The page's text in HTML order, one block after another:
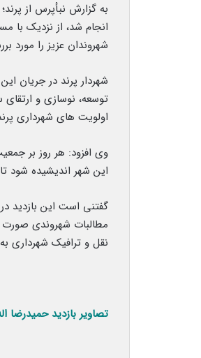
به گزارش نبأپرس از
انجام شد، از نزدیک با
شهروندان عزیز را مورد
شهردار پرند در جریان
توسعه، نوسازی و
اولویت های شهرداری
وی افزود: هر روز بر
این شهر اندیشیده شود
گفتنی است این بازدید
مطالبات شهروندی
نقل و ترافیک شهرداری
تصاویر بازدید حمیدرضا